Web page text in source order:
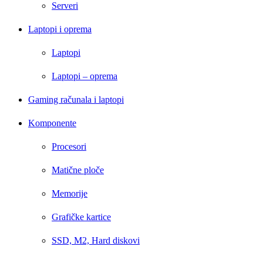
Serveri
Laptopi i oprema
Laptopi
Laptopi – oprema
Gaming računala i laptopi
Komponente
Procesori
Matične ploče
Memorije
Grafičke kartice
SSD, M2, Hard diskovi